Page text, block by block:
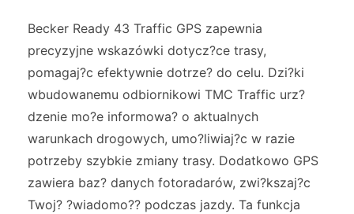
Becker Ready 43 Traffic GPS zapewnia
precyzyjne wskazówki dotycz?ce trasy,
pomagaj?c efektywnie dotrze? do celu. Dzi?ki
wbudowanemu odbiornikowi TMC Traffic urz?
dzenie mo?e informowa? o aktualnych
warunkach drogowych, umo?liwiaj?c w razie
potrzeby szybkie zmiany trasy. Dodatkowo GPS
zawiera baz? danych fotoradarów, zwi?kszaj?c
Twoj? ?wiadomo?? podczas jazdy. Ta funkcja